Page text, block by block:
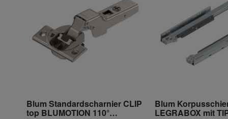
Blum Standardscharnier CLIP
top BLUMOTION 110°
Blum
LEGRABOX mit